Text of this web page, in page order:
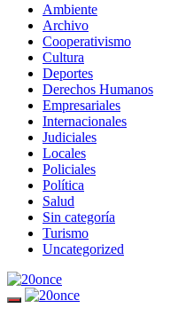
Ambiente
Archivo
Cooperativismo
Cultura
Deportes
Derechos Humanos
Empresariales
Internacionales
Judiciales
Locales
Policiales
Política
Salud
Sin categoría
Turismo
Uncategorized